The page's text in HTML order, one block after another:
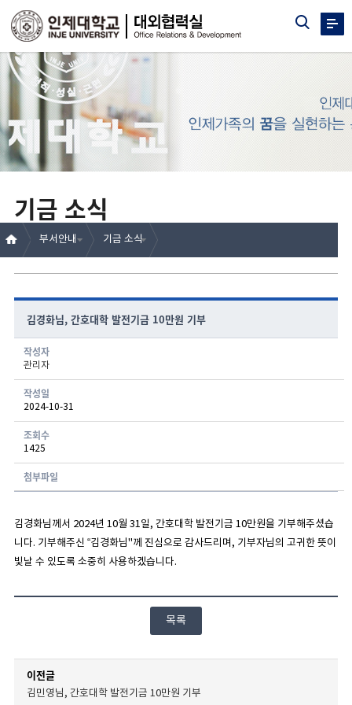
기금 소식
부서안내 기금 소식
김경화님, 간호대학 발전기금 10만원 기부
작성자
관리자
작성일
2024-10-31
조회수
1425
첨부파일
김경화님께서 2024년 10월 31일, 간호대학 발전기금 10만원을 기부해주셨습
니다. 기부해주신 “김경화님"께 진심으로 감사드리며, 기부자님의 고귀한 뜻이
빛날 수 있도록 소중히 사용하겠습니다.
목록
이전글
김민영님, 간호대학 발전기금 10만원 기부